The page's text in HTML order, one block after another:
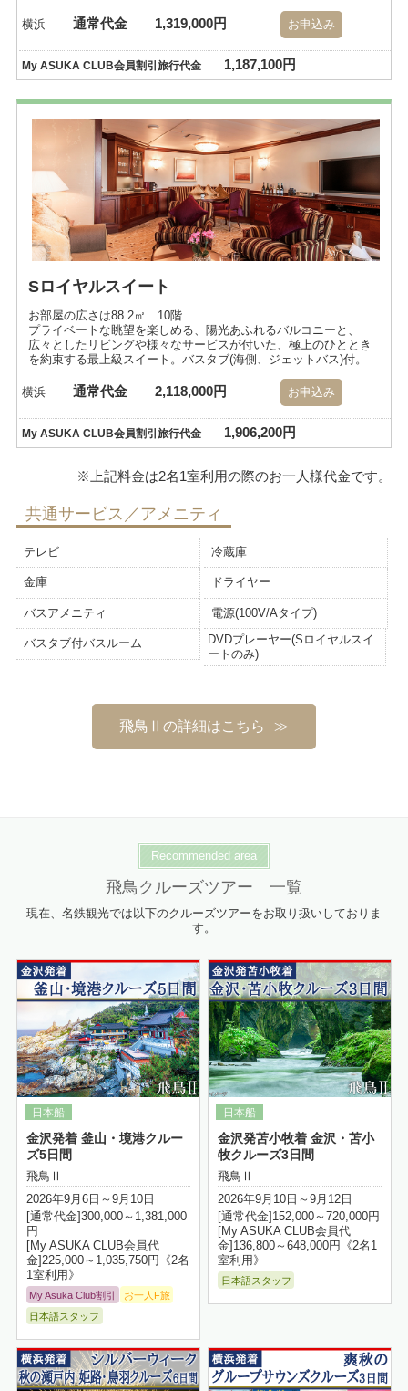
横浜 通常代金 1,319,000円 お申込み
My ASUKA CLUB会員割引旅行代金 1,187,100円
Sロイヤルスイート
お部屋の広さは88.2㎡ 10階
プライベートな眺望を楽しめる、陽光あふれるバルコニーと、
広々としたリビングや様々なサービスが付いた、極上のひととき
を約束する最上級スイート。バスタブ(海側、ジェットバス)付。
横浜 通常代金 2,118,000円 お申込み
My ASUKA CLUB会員割引旅行代金 1,906,200円
共通サービス／アメニティ
テレビ 冷蔵庫
金庫 ドライヤー
バスアメニティ 電源(100V/Aタイプ)
バスタブ付バスルーム
DVDプレーヤー(Sロイヤルスイ
ートのみ)
飛鳥Ⅱの詳細はこちら
Recommended area
飛鳥クルーズツアー 一覧
現在、名鉄観光では以下のクルーズツアーをお取り扱いしておりま
す。
金沢発着 釜山・境港クルー
ズ5日間
飛鳥Ⅱ
2026年9月6日～9月10日
[通常代金]300,000～1,381,000
円
[My ASUKA CLUB会員代
金]225,000～1,035,750円《2名
1室利用》
My Asuka Club割引
お一人F旅
日本語スタッフ
金沢発苫小牧着 金沢・苫小
牧クルーズ3日間
飛鳥Ⅱ
2026年9月10日～9月12日
[通常代金]152,000～720,000円
[My ASUKA CLUB会員代
金]136,800～648,000円《2名1
室利用》
日本語スタッフ
詳細はこちら
詳細はこちら